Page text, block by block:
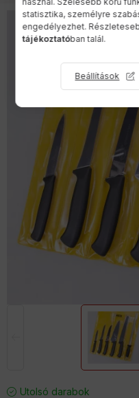
Utolsó darabok
statisztika, személyre
engedélyezhet.
tájékoztatóban talál.
Beállítások